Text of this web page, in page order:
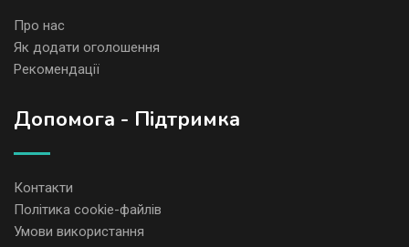
Про нас
Як додати оголошення
Рекомендації
Допомога - Підтримка
Контакти
Політика cookie-файлів
Умови використання